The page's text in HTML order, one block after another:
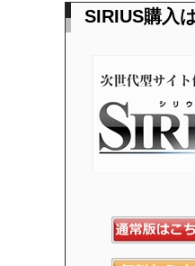
SIRIUS購入